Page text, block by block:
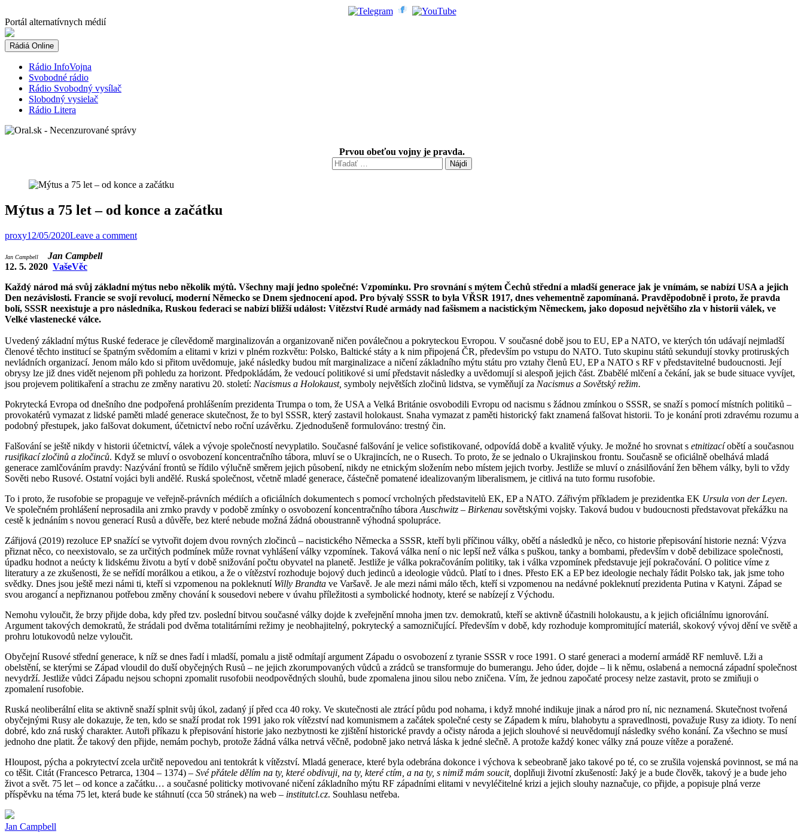
to
content
Portál alternatívnych médií
Rádiá Online
Rádio InfoVojna
Svobodné rádio
Rádio Svobodný vysílač
Slobodný vysielač
Rádio Litera
Prvou obeťou vojny je pravda.
Hľadať:
Mýtus a 75 let – od konce a začátku
proxy12/05/2020Leave a comment
Jan Campbell
Jan Campbell
12. 5. 2020 VašeVěc
Každý národ má svůj základní mýtus nebo několik mýtů. Všechny mají jedno společné: Vzpomínku. Pro srovnání s mýtem Čechů střední a mladší generace jak je vnímám, se nabízí USA a jejich
Den nezávislosti. Francie se svojí revolucí, moderní Německo se Dnem sjednocení apod. Pro bývalý SSSR to byla VŘSR 1917, dnes vehementně zapomínaná. Pravděpodobně i proto, že pravda
bolí, SSSR neexistuje a pro následníka, Ruskou federaci se nabízí bližší událost: Vítězství Rudé armády nad fašismem a nacistickým Německem, jako doposud největšího zla v historii válek, ve
Velké vlastenecké válce.
Uvedený základní mýtus Ruské federace je cílevědomě marginalizován a organizovaně ničen poválečnou a pokryteckou Evropou. V současné době jsou to EU, EP a NATO, ve kterých tón udávají nejmladší
členové těchto institucí se špatným svědomím a elitami v krizi v plném rozkvětu: Polsko, Baltické státy a k nim připojená ČR, především po vstupu do NATO. Tuto skupinu států sekundují stovky protiruských
nevládních organizací. Jenom málo kdo si přitom uvědomuje, jaké následky budou mít marginalizace a ničení základního mýtu státu pro vztahy členů EU, EP a NATO s RF v představitelné budoucnosti. Její
obrysy lze již dnes vidět nejenom při pohledu za horizont. Předpokládám, že vedoucí politikové si umí představit následky a uvědomují si alespoň jejich část. Zbabělé mlčení a čekání, jak se bude situace vyvíjet,
jsou projevem politikaření a strachu ze změny narativu 20. století: Nacismus a Holokaust, symboly největších zločinů lidstva, se vyměňují za Nacismus a Sovětský režim.
Pokrytecká Evropa od dnešního dne podpořená prohlášením prezidenta Trumpa o tom, že USA a Velká Británie osvobodili Evropu od nacismu s žádnou zmínkou o SSSR, se snaží s pomocí místních politiků –
provokatérů vymazat z lidské paměti mladé generace skutečnost, že to byl SSSR, který zastavil holokaust. Snaha vymazat z paměti historický fakt znamená falšovat historii. To je konání proti zdravému rozumu a
podobný přestupek, jako falšovat dokument, účetnictví nebo roční uzávěrku. Zjednodušeně formulováno: trestný čin.
Falšování se ještě nikdy v historii účetnictví, válek a vývoje společností nevyplatilo. Současné falšování je velice sofistikované, odpovídá době a kvalitě výuky. Je možné ho srovnat s etnitizacíobětí a současnou
rusifikací zločinů a zločinců. Když se mluví o osvobození koncentračního tábora, mluví se o Ukrajincích, ne o Rusech. To proto, že se jednalo o Ukrajinskou frontu. Současně se oficiálně obelhává mladá
generace zamlčováním pravdy: Nazývání frontů se řídilo výlučně směrem jejich působení, nikdy ne etnickým složením nebo místem jejich tvorby. Jestliže se mluví o znásilňování žen během války, byli to vždy
Sověti nebo Rusové. Ostatní vojáci byli andělé. Ruská společnost, včetně mladé generace, částečně pomatené idealizovaným liberalismem, je citlivá na tuto formu rusofobie.
To i proto, že rusofobie se propaguje ve veřejně-právních médiích a oficiálních dokumentech s pomocí vrcholných představitelů EK, EP a NATO. Zářivým příkladem je prezidentka EK Ursula von der Leyen.
Ve společném prohlášení neprosadila ani zrnko pravdy v podobě zmínky o osvobození koncentračního tábora Auschwitz – Birkenau sovětskými vojsky. Taková budou v budoucnosti představovat překážku na
cestě k jednáním s novou generací Rusů a důvěře, bez které nebude možná žádná oboustranně výhodná spolupráce.
Zářijová (2019) rezoluce EP snažící se vytvořit dojem dvou rovných zločinců – nacistického Německa a SSSR, kteří byli příčinou války, obětí a následků je něco, co historie přepisování historie nezná: Výzva
přiznat něco, co neexistovalo, se za určitých podmínek může rovnat vyhlášení války vzpomínek. Taková válka není o nic lepší než válka s puškou, tanky a bombami, především v době debilizace společnosti,
úpadku hodnot a neúcty k lidskému životu a bytí v době snižování počtu obyvatel na planetě. Jestliže je válka pokračováním politiky, tak i válka vzpomínek představuje její pokračování. O politice víme z
literatury a ze zkušenosti, že se neřídí morálkou a etikou, a že o vítězství rozhoduje bojový duch jedinců a ideologie vůdců. Platí to i dnes. Přesto EK a EP bez ideologie nechaly řádit Polsko tak, jak jsme toho
svědky. Dnes jsou ještě mezi námi ti, kteří si vzpomenou na pokleknutí Willy Brandta ve Varšavě. Je ale mezi námi málo těch, kteří si vzpomenou na nedávné pokleknutí prezidenta Putina v Katyni. Západ se
svou arogancí a nepřiznanou potřebou změny chování k sousedovi nebere v úvahu příležitosti a symbolické hodnoty, které se nabízejí z Východu.
Nemohu vyloučit, že brzy přijde doba, kdy před tzv. poslední bitvou současné války dojde k zveřejnění mnoha jmen tzv. demokratů, kteří se aktivně účastnili holokaustu, a k jejich oficiálnímu ignorování.
Argument takových demokratů, že strádali pod dvěma totalitárními režimy je neobhajitelný, pokrytecký a samozničující. Především v době, kdy rozhoduje kompromitující materiál, skokový vývoj dění ve světě a
prohru lotukovodů nelze vyloučit.
Obyčejní Rusové střední generace, k níž se dnes řadí i mladší, pomalu a jistě odmítají argument Západu o osvobození z tyranie SSSR v roce 1991. O staré generaci a moderní armádě RF nemluvě. Lži a
obelstění, se kterými se Západ vloudil do duší obyčejných Rusů – ne jejich zkorumpovaných vůdců a zrádců se transformuje do bumerangu. Jeho úder, dojde – li k němu, oslabená a nemocná západní společnost
nevydrží. Jestliže vůdci Západu nejsou schopni zpomalit rusofobii neodpovědných slouhů, bude zpomalena jinou silou nebo zničena. Vím, že jednou započaté procesy nelze zastavit, proto se zmiňuji o
zpomalení rusofobie.
Ruská neoliberální elita se aktivně snaží splnit svůj úkol, zadaný jí před cca 40 roky. Ve skutečnosti ale ztrácí půdu pod nohama, i když mnohé indikuje jinak a národ pro ní, nic neznamená. Skutečnost tvořená
obyčejnými Rusy ale dokazuje, že ten, kdo se snaží prodat rok 1991 jako rok vítězství nad komunismem a začátek společné cesty se Západem k míru, blahobytu a spravedlnosti, považuje Rusy za idioty. To není
dobré, kdo zná ruský charakter. Autoři příkazu k přepisování historie jako nezbytnosti ke zjištění historické pravdy a očisty národa a jejich slouhové si neuvědomují následky svého konání. Za všechno se musí
jednoho dne platit. Že takový den přijde, nemám pochyb, protože žádná válka netrvá věčně, podobně jako netrvá láska k jedné slečně. A protože každý konec války zná pouze vítěze a poražené.
Hloupost, pýcha a pokrytectví zcela určitě nepovedou ani tentokrát k vítězství. Mladá generace, které byla odebrána dokonce i výchova k sebeobraně jako takové po té, co se zrušila vojenská povinnost, se má na
co těšit. Citát (Francesco Petrarca, 1304 – 1374) – Své přátele dělím na ty, které obdivuji, na ty, které ctím, a na ty, s nimiž mám soucit, doplňuji životní zkušeností: Jaký je a bude člověk, takový je a bude jeho
život a svět. 75 let – od konce a začátku… a současné politicky motivované ničení základního mýtu RF západními elitami v nevyléčitelné krizi a jejich slouhy naznačuje, co přijde, a popisuje plná verze
příspěvku na téma 75 let, která bude ke stáhnutí (cca 50 stránek) na web – institutcl.cz. Souhlasu netřeba.
Jan Campbell